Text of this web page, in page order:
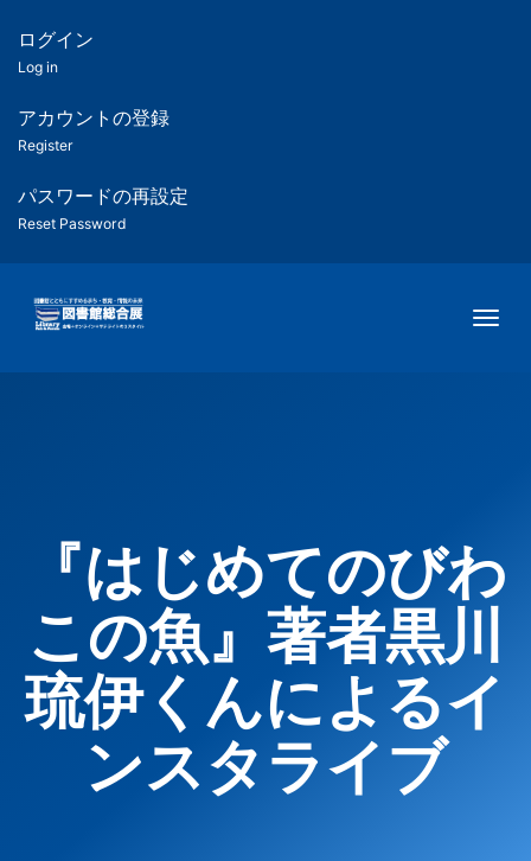
ツ
匿
名
ユ
ー
ー
用
メ
ログイン
Log in
アカウントの登録
Register
パスワードの再設定
Reset Password
『はじめてのびわ
この魚』著者黒川
琉伊くんによるイ
ンスタライブ